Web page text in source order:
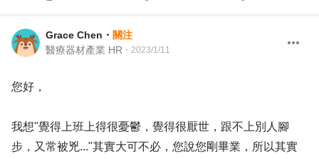
Grace Chen ・ 關注
醫療器材產業 HR ・ 2023/1/11
您好，
我想"覺得上班上得很憂鬱，覺得很厭世，跟不上別人腳
步，又常被兇..."其實大可不必，您說您剛畢業，所以其實